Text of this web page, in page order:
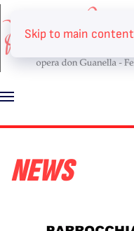
Skip to main content
NEWS